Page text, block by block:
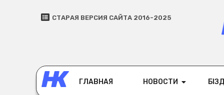
СТАРАЯ ВЕРСИЯ САЙТА 2016-2025
ГЛАВНАЯ НОВОСТИ